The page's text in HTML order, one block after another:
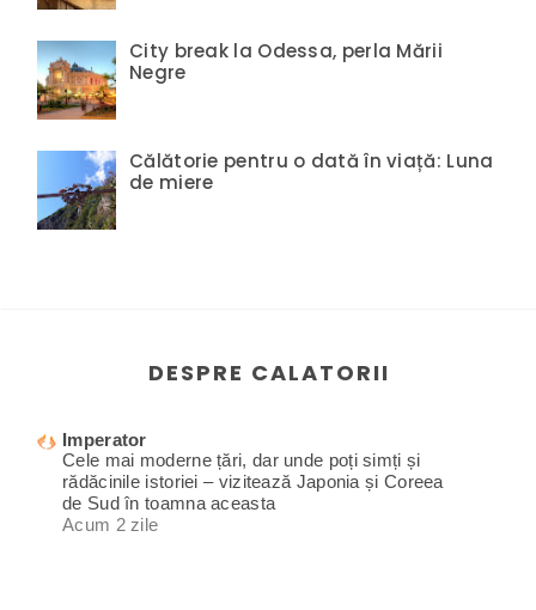
City break la Odessa, perla Mării
Negre
Călătorie pentru o dată în viață: Luna
de miere
DESPRE CALATORII
Imperator
Cele mai moderne țări, dar unde poți simți și
rădăcinile istoriei – vizitează Japonia și Coreea
de Sud în toamna aceasta
Acum 2 zile